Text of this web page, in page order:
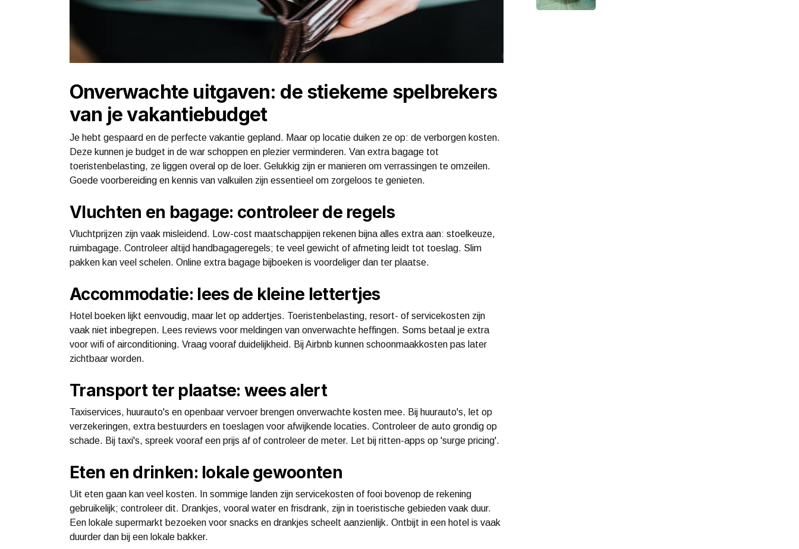
Onverwachte uitgaven: de stiekeme spelbrekers
van je vakantiebudget
Je hebt gespaard en de perfecte vakantie gepland. Maar op locatie duiken ze op: de verborgen kosten.
Deze kunnen je budget in de war schoppen en plezier verminderen. Van extra bagage tot
toeristenbelasting, ze liggen overal op de loer. Gelukkig zijn er manieren om verrassingen te omzeilen.
Goede voorbereiding en kennis van valkuilen zijn essentieel om zorgeloos te genieten.
Vluchten en bagage: controleer de regels
Vluchtprijzen zijn vaak misleidend. Low-cost maatschappijen rekenen bijna alles extra aan: stoelkeuze,
ruimbagage. Controleer altijd handbagageregels; te veel gewicht of afmeting leidt tot toeslag. Slim
pakken kan veel schelen. Online extra bagage bijboeken is voordeliger dan ter plaatse.
Accommodatie: lees de kleine lettertjes
Hotel boeken lijkt eenvoudig, maar let op addertjes. Toeristenbelasting, resort- of servicekosten zijn
vaak niet inbegrepen. Lees reviews voor meldingen van onverwachte heffingen. Soms betaal je extra
voor wifi of airconditioning. Vraag vooraf duidelijkheid. Bij Airbnb kunnen schoonmaakkosten pas later
zichtbaar worden.
Transport ter plaatse: wees alert
Taxiservices, huurauto's en openbaar vervoer brengen onverwachte kosten mee. Bij huurauto's, let op
verzekeringen, extra bestuurders en toeslagen voor afwijkende locaties. Controleer de auto grondig op
schade. Bij taxi's, spreek vooraf een prijs af of controleer de meter. Let bij ritten-apps op 'surge pricing'.
Eten en drinken: lokale gewoonten
Uit eten gaan kan veel kosten. In sommige landen zijn servicekosten of fooi bovenop de rekening
gebruikelijk; controleer dit. Drankjes, vooral water en frisdrank, zijn in toeristische gebieden vaak duur.
Een lokale supermarkt bezoeken voor snacks en drankjes scheelt aanzienlijk. Ontbijt in een hotel is vaak
duurder dan bij een lokale bakker.